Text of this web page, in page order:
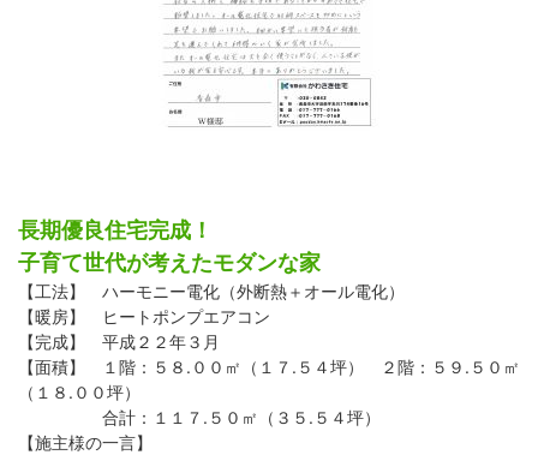
長期優良住宅完成！
子育て世代が考えたモダンな家
【工法】 ハーモニー電化（外断熱＋オール電化）
【暖房】 ヒートポンプエアコン
【完成】 平成２２年３月
【面積】 １階：５８.００㎡（１７.５４坪） ２階：５９.５０㎡
（１８.００坪）
合計：１１７.５０㎡（３５.５４坪）
【施主様の一言】